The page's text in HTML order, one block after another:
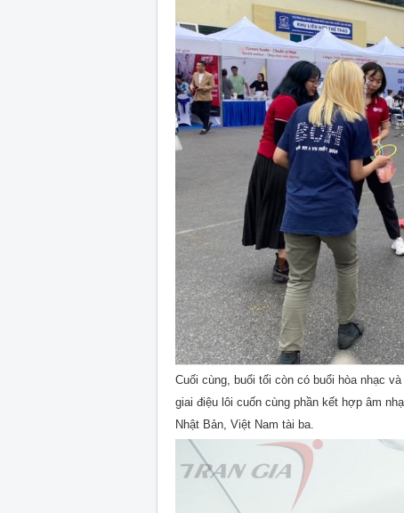
Cuối cùng, buổi tối còn có buổi hòa nhạc
giai điệu lôi cuốn cùng phần kết hợp âm
Nhật Bản, Việt Nam tài ba.